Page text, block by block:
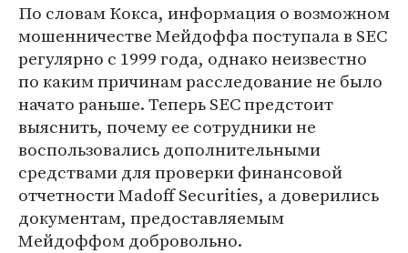
По словам Кокса, информация о возможном
мошенничестве Мейдоффа поступала в SEC
регулярно с 1999 года, однако неизвестно
по каким причинам расследование не было
начато раньше. Теперь SEC предстоит
выяснить, почему ее сотрудники не
воспользовались дополнительными
средствами для проверки финансовой
отчетности Madoff Securities, а доверились
документам, предоставляемым
Мейдоффом добровольно.